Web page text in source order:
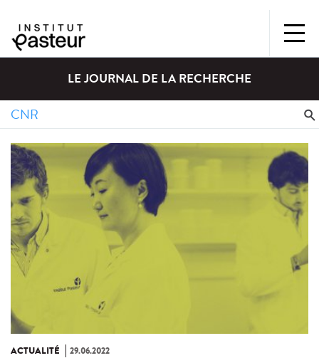
LE JOURNAL DE LA RECHERCHE
ACTUALITÉ 29.06.2022